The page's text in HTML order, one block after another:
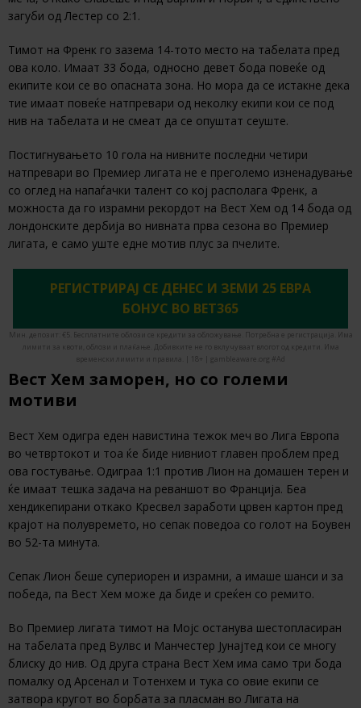
загуби од Лестер со 2:1.
Тимот на Френк го зазема 14-тото место на табелата пред
ова коло. Имаат 33 бода, односно девет бода повеќе од
екипите кои се во опасната зона. Но мора да се истакне дека
тие имаат повеќе натпревари од неколку екипи кои се под
нив на табелата и не смеат да се опуштат сеуште.
Постигнувањето 10 гола на нивните последни четири
натпревари во Премиер лигата не е преголемо изненадување
со оглед на напаѓачки талент со кој располага Френк, а
можноста да го израмни рекордот на Вест Хем од 14 бода од
лондонските дербија во нивната прва сезона во Премиер
лигата, е само уште едне мотив плус за пчелите.
РЕГИСТРИРАЈ СЕ ДЕНЕС И ЗЕМИ 25 ЕВРА
БОНУС ВО BET365
Мин. депозит: €5. Бесплатните облози се кредити за обложување. Потребна е регистрација. Има
лимити за квоти, облози и плаќање. Добивките не го вклучуваат влогот од кредити. Има
временски лимити и правила. | 18+ | gambleaware.org #Ad
Вест Хем заморен, но со големи
мотиви
Вест Хем одигра еден навистина тежок меч во Лига Европа
во четвртокот и тоа ќе биде нивниот главен проблем пред
ова гостување. Одиграа 1:1 против Лион на домашен терен и
ќе имаат тешка задача на реваншот во Франција. Беа
хендикепирани откако Кресвел заработи црвен картон пред
крајот на полувремето, но сепак поведоа со голот на Боувен
во 52-та минута.
Сепак Лион беше супериорен и израмни, а имаше шанси и за
победа, па Вест Хем може да биде и среќен со ремито.
Во Премиер лигата тимот на Мојс останува шестопласиран
на табелата пред Вулвс и Манчестер Јунајтед кои се многу
блиску до нив. Од друга страна Вест Хем има само три бода
помалку од Арсенал и Тотенхем и тука со овие екипи се
затвора кругот во борбата за пласман во Лигата на